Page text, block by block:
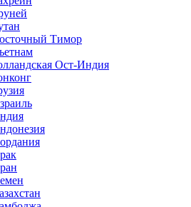
Тимор
Ост-Индия